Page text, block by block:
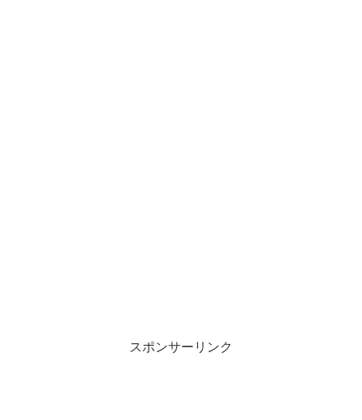
スポンサーリンク